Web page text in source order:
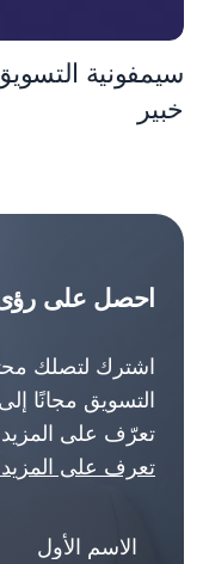
سيمفونية
خبير
احصل على رؤى
اشترك لتصلك
التسويق مجانًا
تعرّف على
تعرف على